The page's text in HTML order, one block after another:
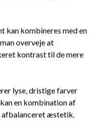
kan kombineres med en
overveje at
kontrast til de mere
lyse, dristige farver
en kombination af
afbalanceret æstetik.